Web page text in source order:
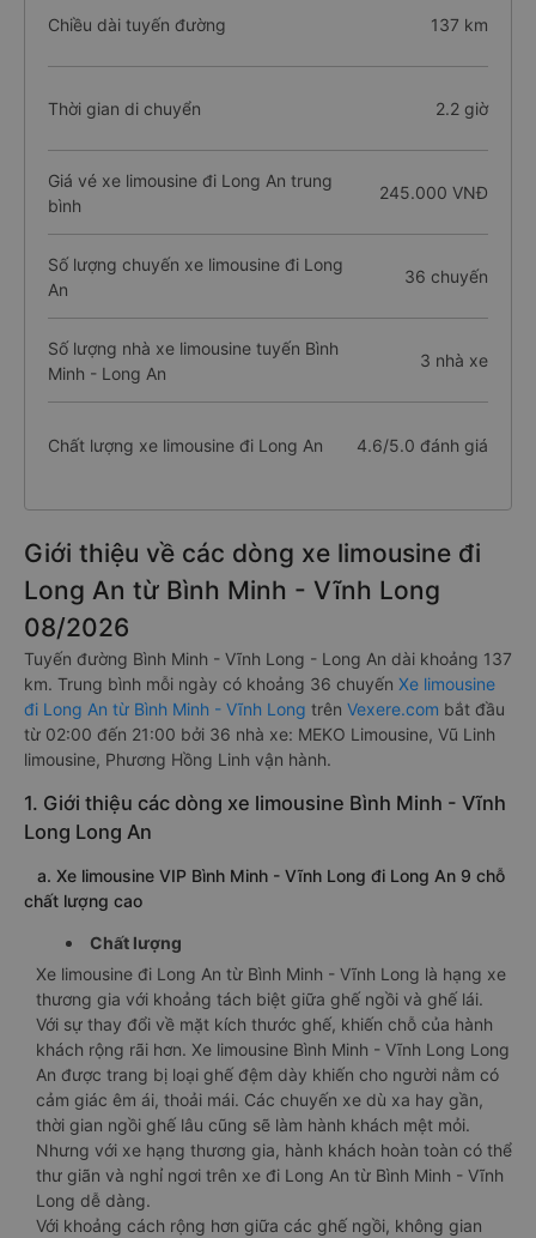
Chiều dài tuyến đường 137 km
Thời gian di chuyển 2.2 giờ
Giá vé xe limousine đi Long An trung
bình
245.000 VNĐ
Số lượng chuyến xe limousine đi Long
An
36 chuyến
Số lượng nhà xe limousine tuyến Bình
Minh - Long An
3 nhà xe
Chất lượng xe limousine đi Long An 4.6/5.0 đánh giá
Giới thiệu về các dòng xe limousine đi
Long An từ Bình Minh - Vĩnh Long
08/2026
Tuyến đường Bình Minh - Vĩnh Long - Long An dài khoảng 137
km. Trung bình mỗi ngày có khoảng 36 chuyến Xe limousine
đi Long An từ Bình Minh - Vĩnh Long trên Vexere.com bắt đầu
từ 02:00 đến 21:00 bởi 36 nhà xe: MEKO Limousine, Vũ Linh
limousine, Phương Hồng Linh vận hành.
1. Giới thiệu các dòng xe limousine Bình Minh - Vĩnh
Long Long An
a. Xe limousine VIP Bình Minh - Vĩnh Long đi Long An 9 chỗ
chất lượng cao
Chất lượng
Xe limousine đi Long An từ Bình Minh - Vĩnh Long là hạng xe
thương gia với khoảng tách biệt giữa ghế ngồi và ghế lái.
Với sự thay đổi về mặt kích thước ghế, khiến chỗ của hành
khách rộng rãi hơn. Xe limousine Bình Minh - Vĩnh Long Long
An được trang bị loại ghế đệm dày khiến cho người nằm có
cảm giác êm ái, thoải mái. Các chuyến xe dù xa hay gần,
thời gian ngồi ghế lâu cũng sẽ làm hành khách mệt mỏi.
Nhưng với xe hạng thương gia, hành khách hoàn toàn có thể
thư giãn và nghỉ ngơi trên xe đi Long An từ Bình Minh - Vĩnh
Long dễ dàng.
Với khoảng cách rộng hơn giữa các ghế ngồi, không gian